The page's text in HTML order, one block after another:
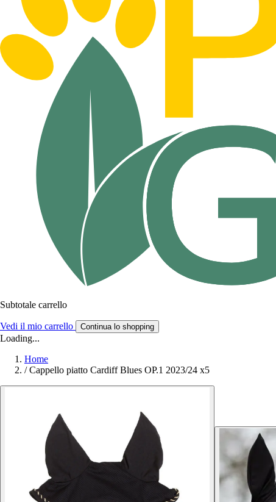
Subtotale carrello
Vedi il mio carrello Continua lo shopping
Loading...
Home
/ Cappello piatto Cardiff Blues OP.1 2023/24 x5